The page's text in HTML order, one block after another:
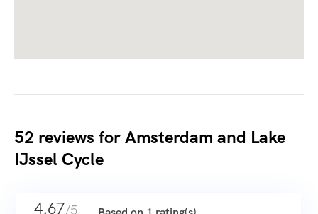
52 reviews forAmsterdam and Lake
IJssel Cycle
4.67/5